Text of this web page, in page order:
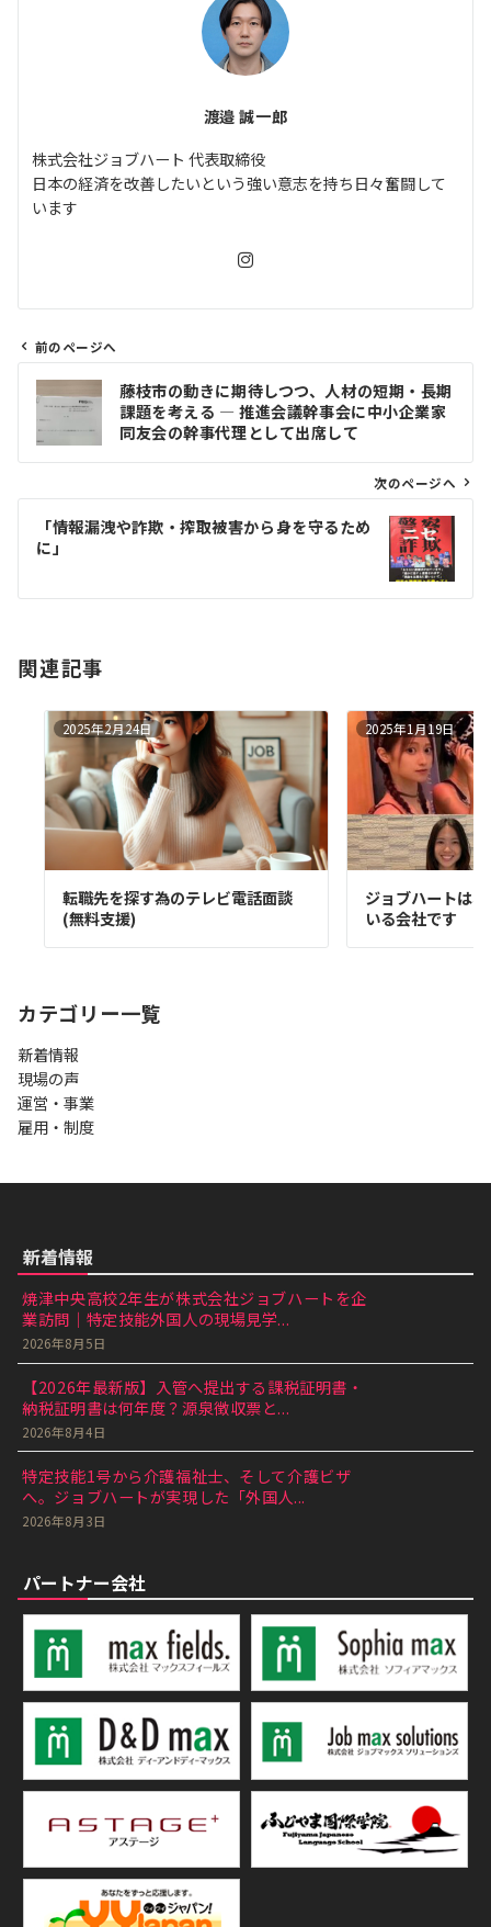
渡邉 誠一郎
株式会社ジョブハート 代表取締役
日本の経済を改善したいという強い意志を持ち日々奮闘して
います
ビ
ン
前のページへ
藤枝市の動きに期待しつつ、人材の短期・長期
課題を考える ― 推進会議幹事会に中小企業家
同友会の幹事代理として出席して
次のページへ
「情報漏洩や詐欺・搾取被害から身を守るため
に」
関連記事
2025年2月24日
転職先を探す為のテレビ電話面談
(無料支援)
2025年1月19日
ジョブハートは
いる会社です
カテゴリー一覧
新着情報
現場の声
運営・事業
雇用・制度
新着情報
焼津中央高校2年生が株式会社ジョブハートを企
業訪問｜特定技能外国人の現場見学...
2026年8月5日
【2026年最新版】入管へ提出する課税証明書・
納税証明書は何年度？源泉徴収票と...
2026年8月4日
特定技能1号から介護福祉士、そして介護ビザ
へ。ジョブハートが実現した「外国人...
2026年8月3日
パートナー会社